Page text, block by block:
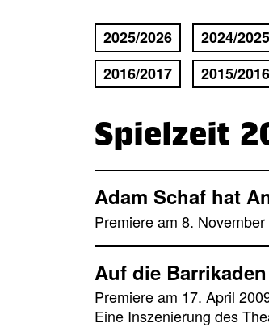
2025/2026 2024/2025
2016/2017
2015/2016
Spielzeit
Adam Schaf hat
Premiere am 8.
Auf die Barrikaden
Premiere am 17. April
Eine Inszenierung des